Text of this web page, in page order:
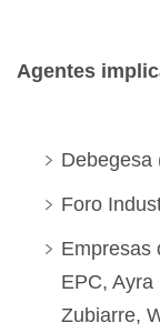
Agentes
Debegesa
Foro
Empresas
EPC, Ayra
Zubiarre,